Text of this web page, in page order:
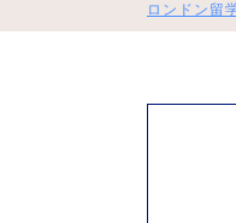
ロンドン留